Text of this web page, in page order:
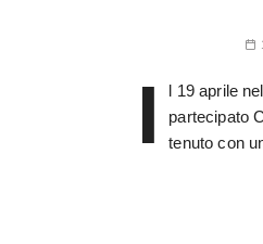
I
l 19 aprile
partecipato
tenuto con